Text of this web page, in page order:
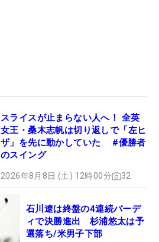
スライスが止まらない人へ！ 全英
女王・桑木志帆は切り返しで「左ヒ
ザ」を先に動かしていた #優勝者
のスイング
2026年8月8日 (土) 12時00分 32
石川遼は終盤の4連続バーデ
ィで決勝進出 杉浦悠太は予
選落ち/米男子下部